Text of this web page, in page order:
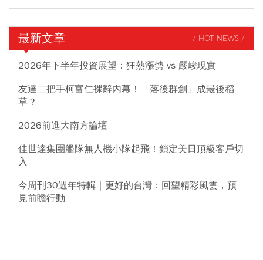
最新文章 / HOT NEWS /
2026年下半年投資展望：狂熱漲勢 vs 嚴峻現實
友達二把手柯富仁裸辭內幕！「落後群創」成最後稻
草？
2026前進大南方論壇
佳世達集團艦隊無人機小隊起飛！鎖定美日頂級客戶切
入
今周刊30週年特輯｜更好的台灣：回望精彩風雲，預
見前瞻行動